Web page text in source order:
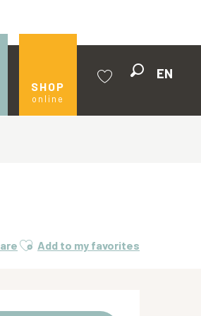
SHOP
online
EN
Ajouter aux favoris
Add to my favorites